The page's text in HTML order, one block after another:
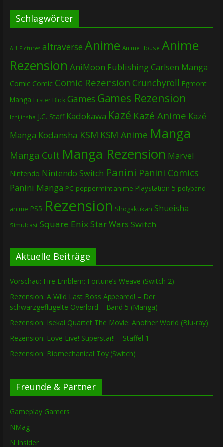
Schlagwörter
A-1 Pictures altraverse Anime Anime House Anime
Rezension AniMoon PublishingCarlsen Manga
Comic Comic Comic Rezension Crunchyroll Egmont
Manga Erster Blick Games Games Rezension
Ichijinsha J.C. Staff Kadokawa Kazé Kazé Anime Kazé
Manga Kodansha KSM KSM Anime Manga
Manga Cult Manga Rezension Marvel
Nintendo Nintendo Switch Panini Panini Comics
Panini Manga PC peppermint anime Playstation 5 polyband
anime PS5 Rezension Shogakukan Shueisha
Simulcast Square EnixStar Wars Switch
Aktuelle Beiträge
Vorschau: Fire Emblem: Fortune’s Weave (Switch 2)
Rezension: A Wild Last Boss Appeared! – Der
schwarzgeflügelte Overlord – Band 5 (Manga)
Rezension: Isekai Quartet The Movie: Another World (Blu-ray)
Rezension: Love Live! Superstar!! – Staffel 1
Rezension: Biomechanical Toy (Switch)
Freunde & Partner
Gameplay Gamers
NMag
N Insider